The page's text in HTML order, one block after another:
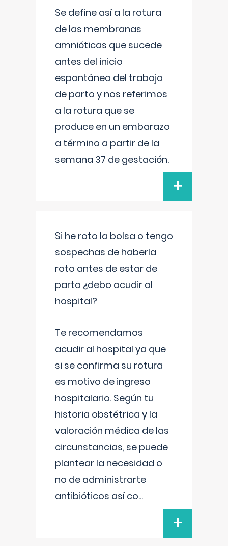
Se define así a la rotura
de las membranas
amnióticas que sucede
antes del inicio
espontáneo del trabajo
de parto y nos referimos
a la rotura que se
produce en un embarazo
a término a partir de la
semana 37 de gestación.
+
Si he roto la bolsa o tengo
sospechas de haberla
roto antes de estar de
parto ¿debo acudir al
hospital?
Te recomendamos
acudir al hospital ya que
si se confirma su rotura
es motivo de ingreso
hospitalario. Según tu
historia obstétrica y la
valoración médica de las
circunstancias, se puede
plantear la necesidad o
no de administrarte
antibióticos así co...
+